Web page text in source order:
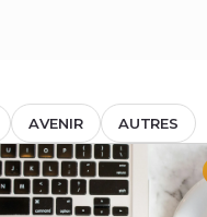
AVENIR AUTRES